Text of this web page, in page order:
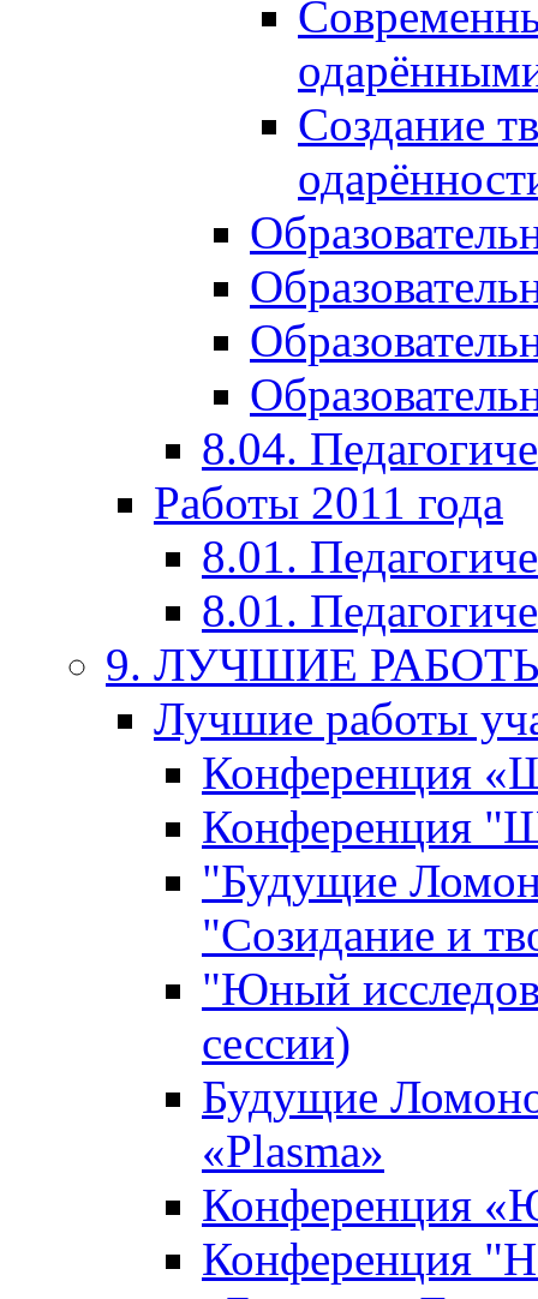
Создание
8.04.
Работы 2011 года
8.01.
8.01.
9. ЛУЧШИЕ
Лучшие работы
Конференция
Конференция
"Будущие
"Созидание и
"Юный
сессии)
Будущие
«Plasma»
Конференция
Конференция